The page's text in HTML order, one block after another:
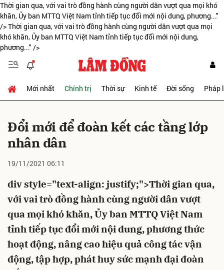
Thời gian qua, với vai trò đồng hành cùng người dân vượt qua mọi khó
khăn, Ủy ban MTTQ Việt Nam tỉnh tiếp tục đổi mới nội dung, phương..."
/>Thời gian qua, với vai trò đồng hành cùng người dân vượt qua mọi
khó khăn, Ủy ban MTTQ Việt Nam tỉnh tiếp tục đổi mới nội dung,
phương..." />
Mới nhất Chính trị Thời sự Kinh tế Đời sống Pháp
Đổi mới để đoàn kết các tầng lớp
nhân dân
19/11/2021 06:11
div style="text-align: justify;">Thời gian qua,
với vai trò đồng hành cùng người dân vượt
qua mọi khó khăn, Ủy ban MTTQ Việt Nam
tỉnh tiếp tục đổi mới nội dung, phương thức
hoạt động, nâng cao hiệu quả công tác vận
động, tập hợp, phát huy sức mạnh đại đoàn
Gửi bình luận